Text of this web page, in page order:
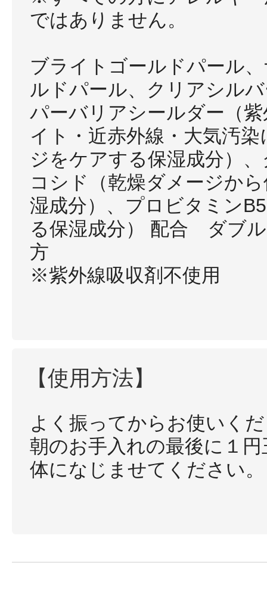
ではありません。
ブライトゴールドパール
ルドパール、クリアシル
パーバリアシールダー（
イト・近赤外線・大気汚
ジをケアする保湿成分）
コシド（乾燥ダメージか
湿成分）、プロビタミン
る保湿成分） 配合 ダブ
方
※紫外線吸収剤不使用
【使用方法】
よく振ってからお使いく
朝のお手入れの最後に１
体になじませてください。